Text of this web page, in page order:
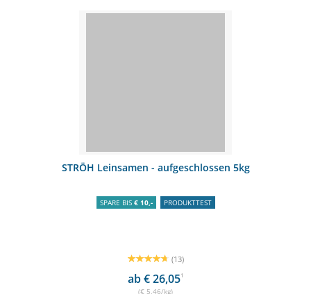
STRÖH Leinsamen - aufgeschlossen 5kg
SPARE BIS € 10,- PRODUKTTEST
(13)
ab € 26,051
(€ 5,46/kg)